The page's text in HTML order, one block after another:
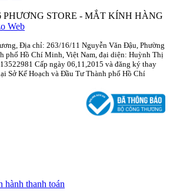
PHƯƠNG STORE - MẮT KÍNH HÀNG
Web
Địa chỉ: 263/16/11 Nguyễn Văn Đậu, Phường
phố Hồ Chí Minh, Việt Nam, đại diện: Huỳnh Thị
Cấp ngày 06,11,2015 và đăng ký thay
Sở Kế Hoạch và Đầu Tư Thành phố Hồ Chí
hành thanh toán